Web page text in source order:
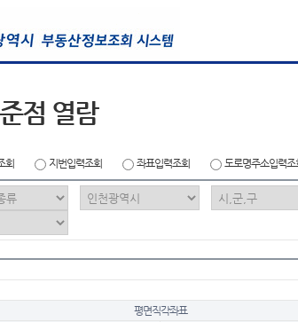
점 열람
회 지번입력조회 좌표입력조회 도로명주소입력조
평면직각좌표